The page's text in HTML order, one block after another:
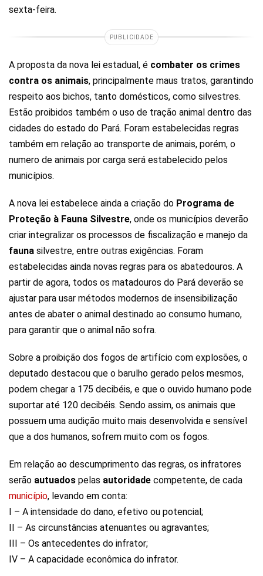
sexta-feira.
PUBLICIDADE
A proposta da nova lei estadual, é combater os crimes
contra os animais, principalmente maus tratos, garantindo
respeito aos bichos, tanto domésticos, como silvestres.
Estão proibidos também o uso de tração animal dentro das
cidades do estado do Pará. Foram estabelecidas regras
também em relação ao transporte de animais, porém, o
numero de animais por carga será estabelecido pelos
municípios.
A nova lei estabelece ainda a criação do Programa de
Proteção à Fauna Silvestre, onde os municípios deverão
criar integralizar os processos de fiscalização e manejo da
fauna silvestre, entre outras exigências. Foram
estabelecidas ainda novas regras para os abatedouros. A
partir de agora, todos os matadouros do Pará deverão se
ajustar para usar métodos modernos de insensibilização
antes de abater o animal destinado ao consumo humano,
para garantir que o animal não sofra.
Sobre a proibição dos fogos de artifício com explosões, o
deputado destacou que o barulho gerado pelos mesmos,
podem chegar a 175 decibéis, e que o ouvido humano pode
suportar até 120 decibéis. Sendo assim, os animais que
possuem uma audição muito mais desenvolvida e sensível
que a dos humanos, sofrem muito com os fogos.
Em relação ao descumprimento das regras, os infratores
serão autuados pelas autoridade competente, de cada
município, levando em conta:
I – A intensidade do dano, efetivo ou potencial;
II – As circunstâncias atenuantes ou agravantes;
III – Os antecedentes do infrator;
IV – A capacidade econômica do infrator.